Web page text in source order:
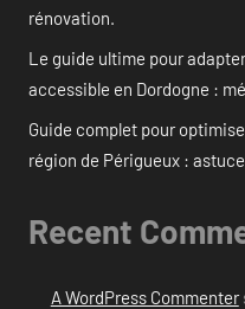
rénovation.
Le guide ultime pour
accessible en Dordogne :
Guide complet pour
région de Périgueux :
Recent
A WordPress Commenter